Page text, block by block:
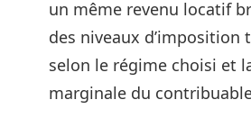
un même revenu locatif
des niveaux d’imposition
selon le régime choisi et
marginale du